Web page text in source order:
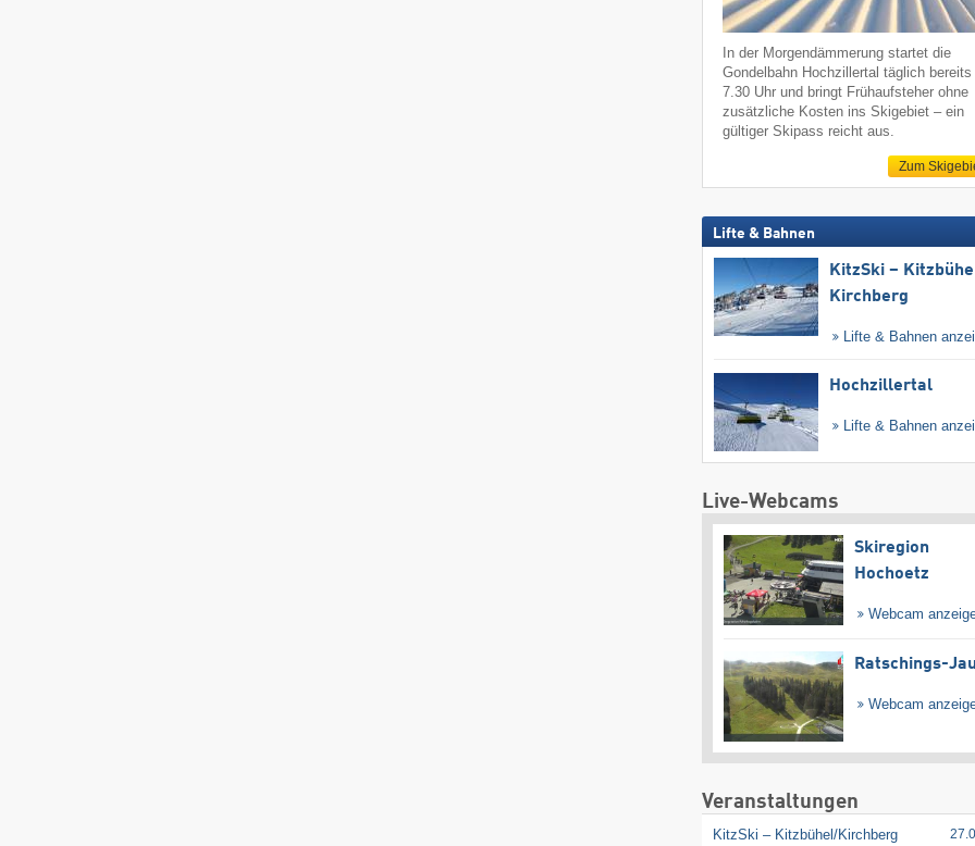
In der Morgendämmerung startet die
Gondelbahn Hochzillertal täglich
7.30 Uhr und bringt Frühaufsteher ohne
zusätzliche Kosten ins Skigebiet – ein
gültiger Skipass reicht aus.
Zum
Lifte & Bahnen
KitzSki –
Kirchberg
Lifte & Bahnen
Hochzillertal
Lifte & Bahnen
Live-Webcams
Skiregion
Hochoetz
Webcam
Ratschings-
Webcam
Veranstaltungen
KitzSki – Kitzbühel/​Kirchberg